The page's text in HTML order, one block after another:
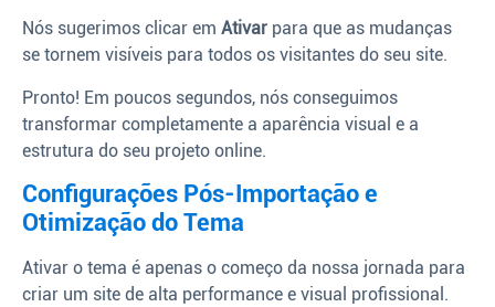
Nós sugerimos clicar em Ativar para que as mudanças
se tornem visíveis para todos os visitantes do seu site.
Pronto! Em poucos segundos, nós conseguimos
transformar completamente a aparência visual e a
estrutura do seu projeto online.
Configurações Pós-Importação e
Otimização do Tema
Ativar o tema é apenas o começo da nossa jornada para
criar um site de alta performance e visual profissional.